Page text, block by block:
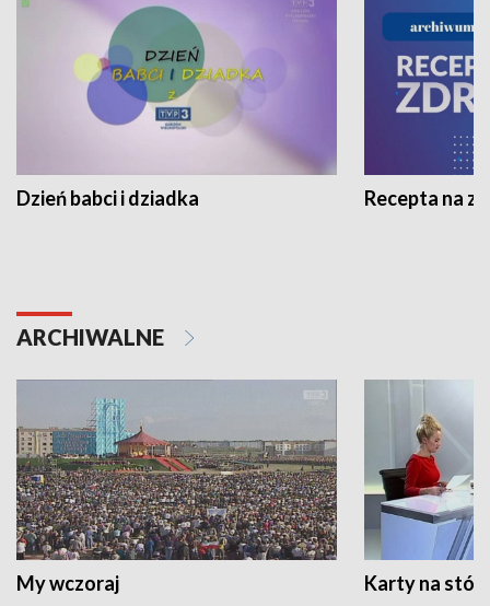
Dzień babci i dziadka Recepta na
ARCHIWALNE
My wczoraj Karty na